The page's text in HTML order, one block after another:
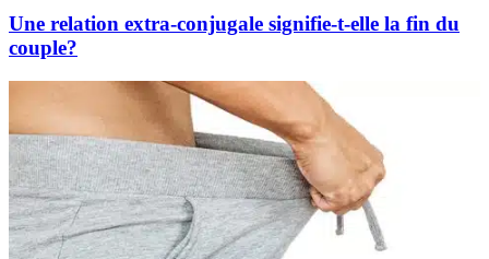
Une relation extra-conjugale signifie-t-elle la fin du
couple?